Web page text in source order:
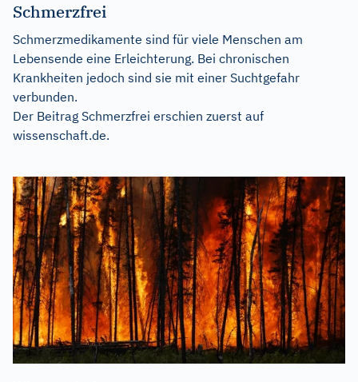
Schmerzfrei
Schmerzmedikamente sind für viele Menschen am
Lebensende eine Erleichterung. Bei chronischen
Krankheiten jedoch sind sie mit einer Suchtgefahr
verbunden.
Der Beitrag Schmerzfrei erschien zuerst auf
wissenschaft.de.